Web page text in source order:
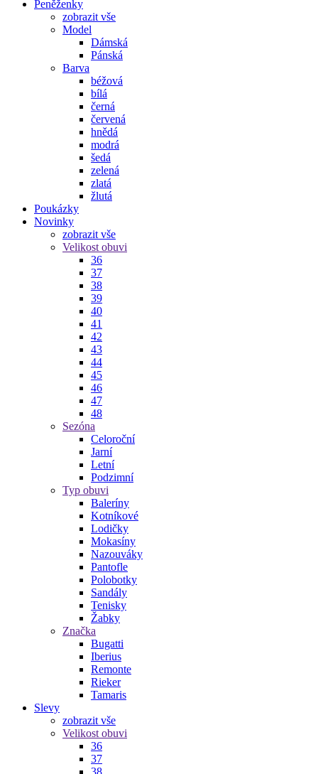
Peněženky
zobrazit vše
Model
Dámská
Pánská
Barva
béžová
bílá
černá
červená
hnědá
modrá
šedá
zelená
zlatá
žlutá
Poukázky
Novinky
zobrazit vše
Velikost obuvi
36
37
38
39
40
41
42
43
44
45
46
47
48
Sezóna
Celoroční
Jarní
Letní
Podzimní
Typ obuvi
Baleríny
Kotníkové
Lodičky
Mokasíny
Nazouváky
Pantofle
Polobotky
Sandály
Tenisky
Žabky
Značka
Bugatti
Iberius
Remonte
Rieker
Tamaris
Slevy
zobrazit vše
Velikost obuvi
36
37